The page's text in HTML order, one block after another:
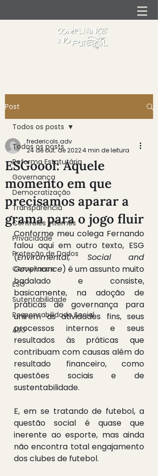
Post
Todos os posts
Reforma Estatutária
Governança
Democratização
Transparência
Controles Internos
Privacidade
Proteção de Dados
Compliance
ESG
Sutentabilidade
Responsabilidade Social
ASG
Todos os posts
ESGoool: Aquele
momento em que
precisamos aparar a
grama para o jogo fluir
fredericols.adv
24 de out. de 20224 min de leitura
Conforme meu colega Fernando
falou aqui em outro texto, ESG
(Enviromental, Social and
Governance) é um assunto muito
badalado e consiste,
basicamente, na adoção de
práticas de governança para
unirem as atividades fins, seus
processos internos e seus
resultados às práticas que
contribuam com causas além do
resultado financeiro, como
questões sociais e de
sustentabilidade.
E, em se tratando de futebol, a
questão social é quase que
inerente ao esporte, mas ainda
não encontra total engajamento
dos clubes de futebol.